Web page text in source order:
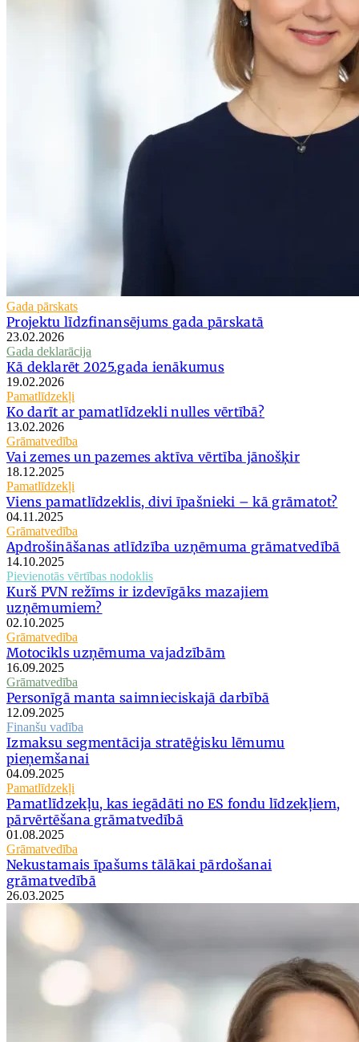
Gada pārskats
Projektu līdzfinansējums gada pārskatā
23.02.2026
Gada deklarācija
Kā deklarēt 2025.gada ienākumus
19.02.2026
Pamatlīdzekļi
Ko darīt ar pamatlīdzekli nulles vērtībā?
13.02.2026
Grāmatvedība
Vai zemes un pazemes aktīva vērtība jānošķir
18.12.2025
Pamatlīdzekļi
Viens pamatlīdzeklis, divi īpašnieki – kā grāmatot?
04.11.2025
Grāmatvedība
Apdrošināšanas atlīdzība uzņēmuma grāmatvedībā
14.10.2025
Pievienotās vērtības nodoklis
Kurš PVN režīms ir izdevīgāks mazajiem
uzņēmumiem?
02.10.2025
Grāmatvedība
Motocikls uzņēmuma vajadzībām
16.09.2025
Grāmatvedība
Personīgā manta saimnieciskajā darbībā
12.09.2025
Finanšu vadība
Izmaksu segmentācija stratēģisku lēmumu
pieņemšanai
04.09.2025
Pamatlīdzekļi
Pamatlīdzekļu, kas iegādāti no ES fondu līdzekļiem,
pārvērtēšana grāmatvedībā
01.08.2025
Grāmatvedība
Nekustamais īpašums tālākai pārdošanai
grāmatvedībā
26.03.2025